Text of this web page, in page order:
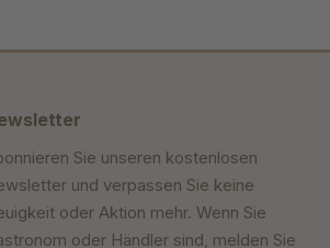
Sie unseren kostenlosen
und verpassen Sie keine
oder Aktion mehr. Wenn Sie
oder Händler sind, melden Sie